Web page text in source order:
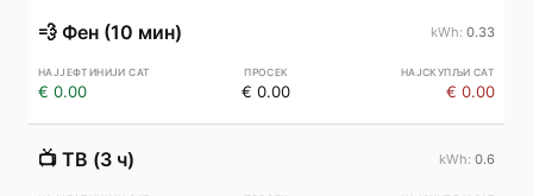
💨 Фен (10 мин) 0.33
€ 0.00 € 0.00 € 0.00
📺 ТВ (3 ч) 0.6